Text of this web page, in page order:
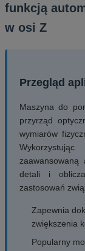
funkcją
w osi Z
Przegląd
Maszyna do
przyrząd
wymiarów
detali i
zastosowań
Zapewnia
zwiększenia
Popularny